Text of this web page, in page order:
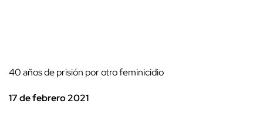
40 años de prisión por otro feminicidio
17 de febrero 2021